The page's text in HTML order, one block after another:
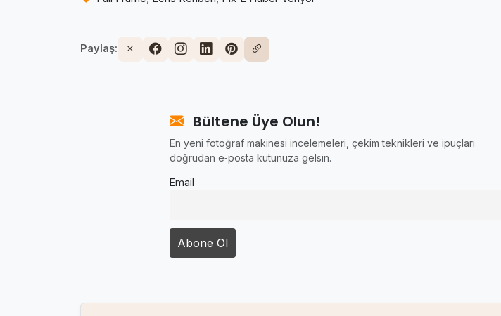
Paylaş:
Bültene Üye Olun!
En yeni fotoğraf makinesi incelemeleri, çekim teknikleri ve ipuçları
doğrudan e‑posta kutunuza gelsin.
Email